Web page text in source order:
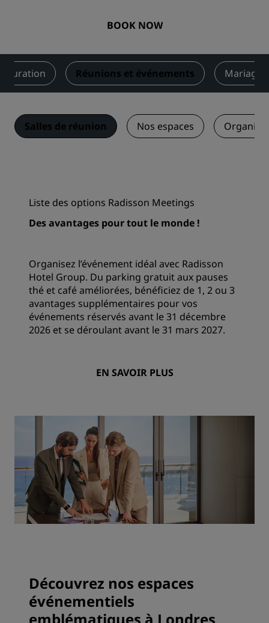
BOOK NOW
Réunions et événements Mariages
Salles de réunion Nos espaces
Liste des options Radisson Meetings
Des avantages pour tout le monde !
Organisez l’événement idéal avec Radisson
Hotel Group. Du parking gratuit aux pauses
thé et café améliorées, bénéficiez de 1, 2 ou 3
avantages supplémentaires pour vos
événements réservés avant le 31 décembre
2026 et se déroulant avant le 31 mars 2027.
EN SAVOIR PLUS
Découvrez nos espaces
événementiels